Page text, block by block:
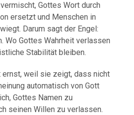
Gottes Wort durch
ersetzt und Menschen in
Darum sagt der Engel:
Wo Gottes Wahrheit verlassen
Stabilität bleiben.
weil sie zeigt, dass nicht
automatisch von Gott
Gottes Namen zu
seinen Willen zu verlassen.